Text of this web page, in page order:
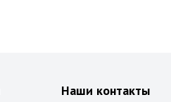
Наши контакты